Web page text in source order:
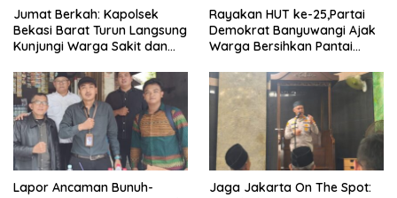
Jumat Berkah: Kapolsek
Bekasi Barat Turun Langsung
Kunjungi Warga Sakit dan
Rayakan HUT ke-25,Partai
Demokrat Banyuwangi Ajak
Warga Bersihkan Pantai
Lapor Ancaman Bunuh-
Jaga Jakarta On The Spot: